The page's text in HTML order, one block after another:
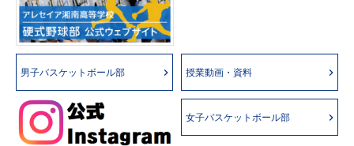
授業動画・資料
男子バスケットボール部
女子バスケットボール部